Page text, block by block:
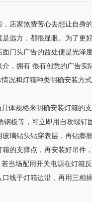
店家煞费苦心去想让自
远方，都很显眼。为了
门头广告的益处便是光泽
，拥有 很有创意的广告
况和灯箱种类明确安装方式
体规格来明确安装灯箱的支
板等，可立即用自攻螺
璃钻头钻穿表层，再钻
的支撑点，再安装好吊件
当场配用开关电源在灯箱
线于灯箱边沿，再用三相